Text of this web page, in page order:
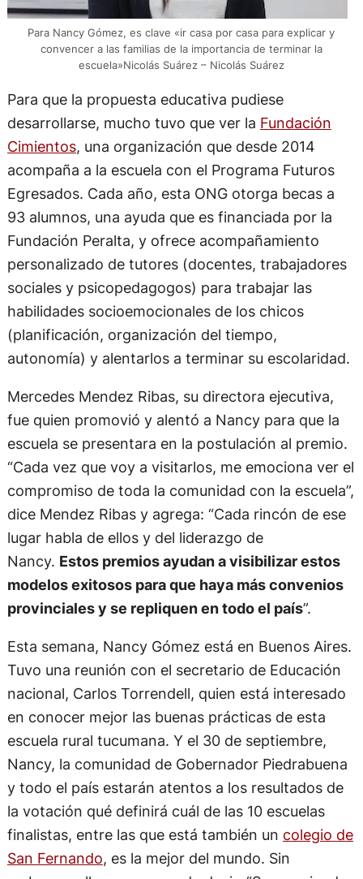
Para Nancy Gómez, es clave «ir casa por casa para explicar y
convencer a las familias de la importancia de terminar la
escuela»Nicolás Suárez – Nicolás Suárez
Para que la propuesta educativa pudiese
desarrollarse, mucho tuvo que ver la Fundación
Cimientos, una organización que desde 2014
acompaña a la escuela con el Programa Futuros
Egresados. Cada año, esta ONG otorga becas a
93 alumnos, una ayuda que es financiada por la
Fundación Peralta, y ofrece acompañamiento
personalizado de tutores (docentes, trabajadores
sociales y psicopedagogos) para trabajar las
habilidades socioemocionales de los chicos
(planificación, organización del tiempo,
autonomía) y alentarlos a terminar su escolaridad.
Mercedes Mendez Ribas, su directora ejecutiva,
fue quien promovió y alentó a Nancy para que la
escuela se presentara en la postulación al premio.
“Cada vez que voy a visitarlos, me emociona ver el
compromiso de toda la comunidad con la escuela”,
dice Mendez Ribas y agrega: “Cada rincón de ese
lugar habla de ellos y del liderazgo de
Nancy. Estos premios ayudan a visibilizar estos
modelos exitosos para que haya más convenios
provinciales y se repliquen en todo el país”.
Esta semana, Nancy Gómez está en Buenos Aires.
Tuvo una reunión con el secretario de Educación
nacional, Carlos Torrendell, quien está interesado
en conocer mejor las buenas prácticas de esta
escuela rural tucumana. Y el 30 de septiembre,
Nancy, la comunidad de Gobernador Piedrabuena
y todo el país estarán atentos a los resultados de
la votación qué definirá cuál de las 10 escuelas
finalistas, entre las que está también un colegio de
San Fernando, es la mejor del mundo. Sin